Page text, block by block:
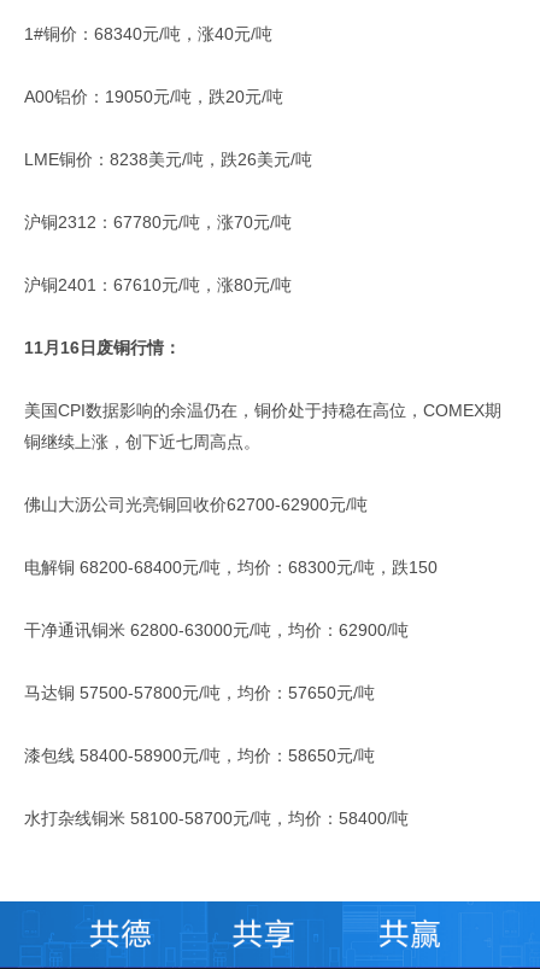
1#铜价：68340元/吨，涨40元/吨
A00铝价：19050元/吨，跌20元/吨
LME铜价：8238美元/吨，跌26美元/吨
沪铜2312：67780元/吨，涨70元/吨
沪铜2401：67610元/吨，涨80元/吨
11月16日废铜行情：
美国CPI数据影响的余温仍在，铜价处于持稳在高位，COMEX期
铜继续上涨，创下近七周高点。
佛山大沥公司光亮铜回收价62700-62900元/吨
电解铜 68200-68400元/吨，均价：68300元/吨，跌150
干净通讯铜米 62800-63000元/吨，均价：62900/吨
马达铜 57500-57800元/吨，均价：57650元/吨
漆包线 58400-58900元/吨，均价：58650元/吨
水打杂线铜米 58100-58700元/吨，均价：58400/吨